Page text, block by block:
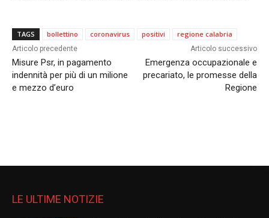
TAGS bollettino coronavirus positivi regione calabria
Articolo precedente
Misure Psr, in pagamento
indennità per più di un milione
e mezzo d’euro
Articolo successivo
Emergenza occupazionale e
precariato, le promesse della
Regione
LE ULTIME NOTIZIE